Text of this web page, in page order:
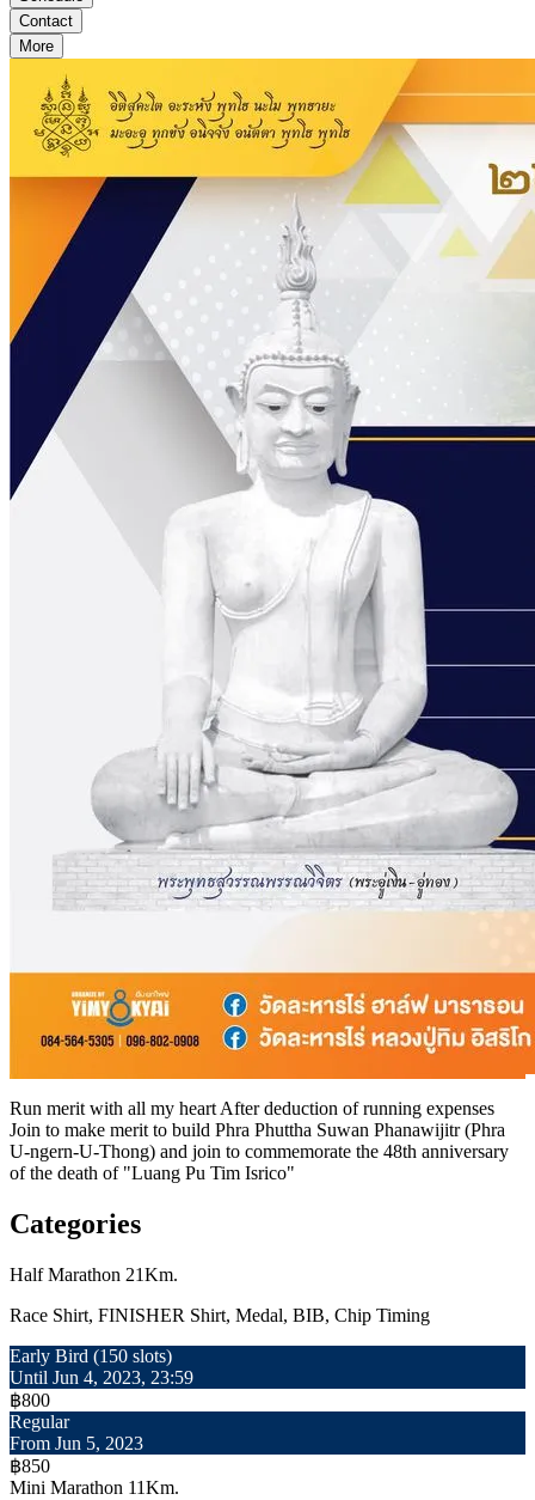
Contact
More
Run merit with all my heart After deduction of running expenses
Join to make merit to build Phra Phuttha Suwan Phanawijitr (Phra
U-ngern-U-Thong) and join to commemorate the 48th anniversary
of the death of "Luang Pu Tim Isrico"
Categories
Half Marathon 21Km.
Race Shirt, FINISHER Shirt, Medal, BIB, Chip Timing
Early Bird (150 slots)
Until Jun 4, 2023, 23:59
฿800
Regular
From Jun 5, 2023
฿850
Mini Marathon 11Km.